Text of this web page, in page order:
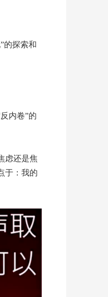
的探索和
内卷”的
虑还是焦
于：我的